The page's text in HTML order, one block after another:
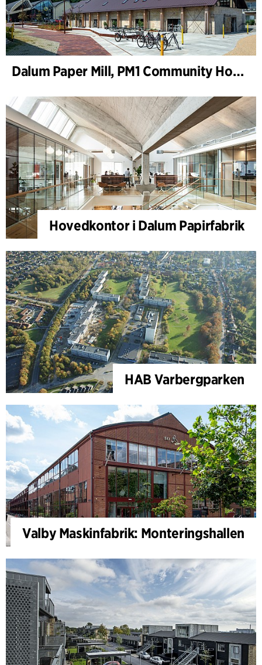
Dalum Paper Mill, PM1 Community House
Hovedkontor i Dalum Papirfabrik
HAB Varbergparken
Valby Maskinfabrik: Monteringshallen